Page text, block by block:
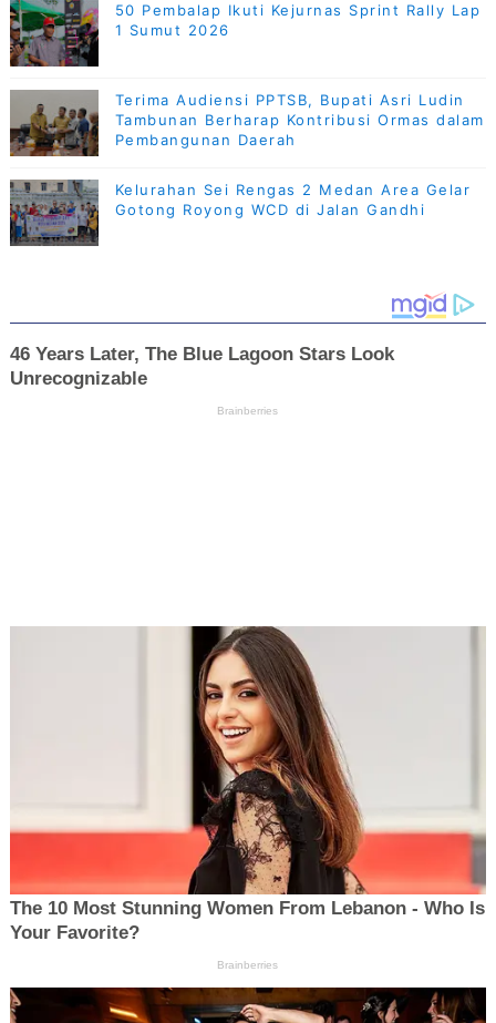
50 Pembalap Ikuti Kejurnas Sprint Rally Lap
1 Sumut 2026
Terima Audiensi PPTSB, Bupati Asri Ludin
Tambunan Berharap Kontribusi Ormas dalam
Pembangunan Daerah
Kelurahan Sei Rengas 2 Medan Area Gelar
Gotong Royong WCD di Jalan Gandhi